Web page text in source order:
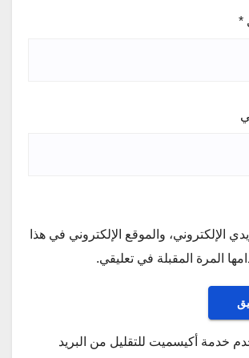
*
الإلكتروني، والموقع الإلكتروني في هذا
المرة المقبلة في تعليقي.
خدمة أكيسميت للتقليل من البريد